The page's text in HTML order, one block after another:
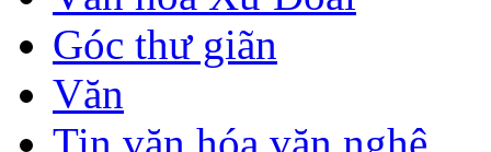
Góc thư giãn
Văn
Tin văn hóa văn nghệ